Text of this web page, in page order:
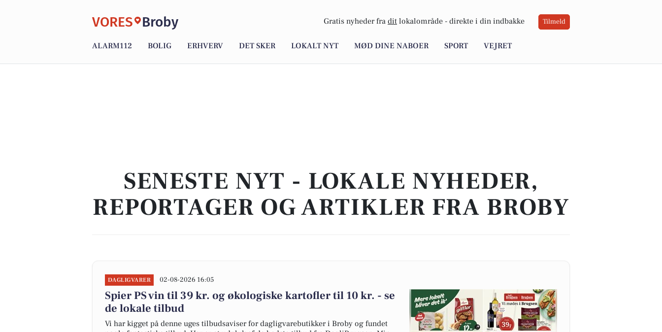
VORES Broby Gratis nyheder fra dit lokalområde - direkte i din indbakke Tilmeld
ALARM112 BOLIG ERHVERV DET SKER LOKALT NYT MØD DINE NABOER SPORT VEJRET
SENESTE NYT - LOKALE NYHEDER,
REPORTAGER OG ARTIKLER FRA BROBY
DAGLIGVARER 02-08-2026 16:05
Spier PS vin til 39 kr. og økologiske kartofler til 10 kr. - se
de lokale tilbud
Vi har kigget på denne uges tilbudsaviser for dagligvarebutikker i Broby og fundet